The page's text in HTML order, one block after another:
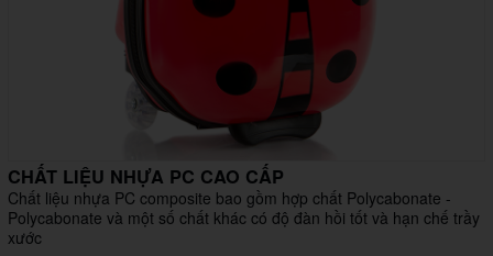
CHẤT LIỆU NHỰA PC CAO CẤP
Chất liệu nhựa PC composite bao gồm hợp chất Polycabonate -
Polycabonate và một số chất khác có độ đàn hồi tốt và hạn chế trầy
xước